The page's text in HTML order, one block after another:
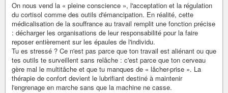
On nous vend la « pleine conscience », l'acceptation et la régulation
du cortisol comme des outils d'émancipation. En réalité, cette
médicalisation de la souffrance au travail remplit une fonction précise
: décharger les organisations de leur responsabilité pour la faire
reposer entièrement sur les épaules de l'individu.
Tu es stressé ? Ce n'est pas parce que ton travail est aliénant ou que
tes outils te surveillent sans relâche : c'est parce que ton cerveau
gère mal le multitâche et que tu manques de « lâcher-prise ». La
thérapie de confort devient le lubrifiant destiné à maintenir
l'engrenage en marche sans que la machine ne casse.